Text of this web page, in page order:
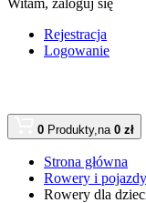
Witam, zaloguj się
Rejestracja
Logowanie
0 Produkty,na 0 zł
Strona główna
Rowery i pojazdy
Rowery dla